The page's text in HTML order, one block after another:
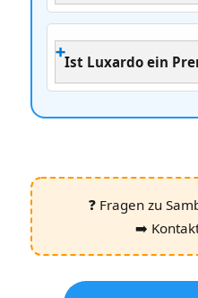
Ist Luxardo ein
❓ Fragen zu
➡️